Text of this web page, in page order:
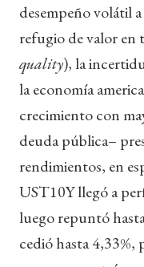
desempeño volátil
refugio de valor en
quality), la
la economía
crecimiento con
deuda pública–
rendimientos, en
UST10Y llegó a
luego repuntó
cedió hasta 4,33%,